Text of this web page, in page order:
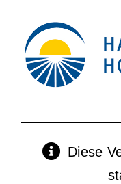
Inhalt
springen
Diese